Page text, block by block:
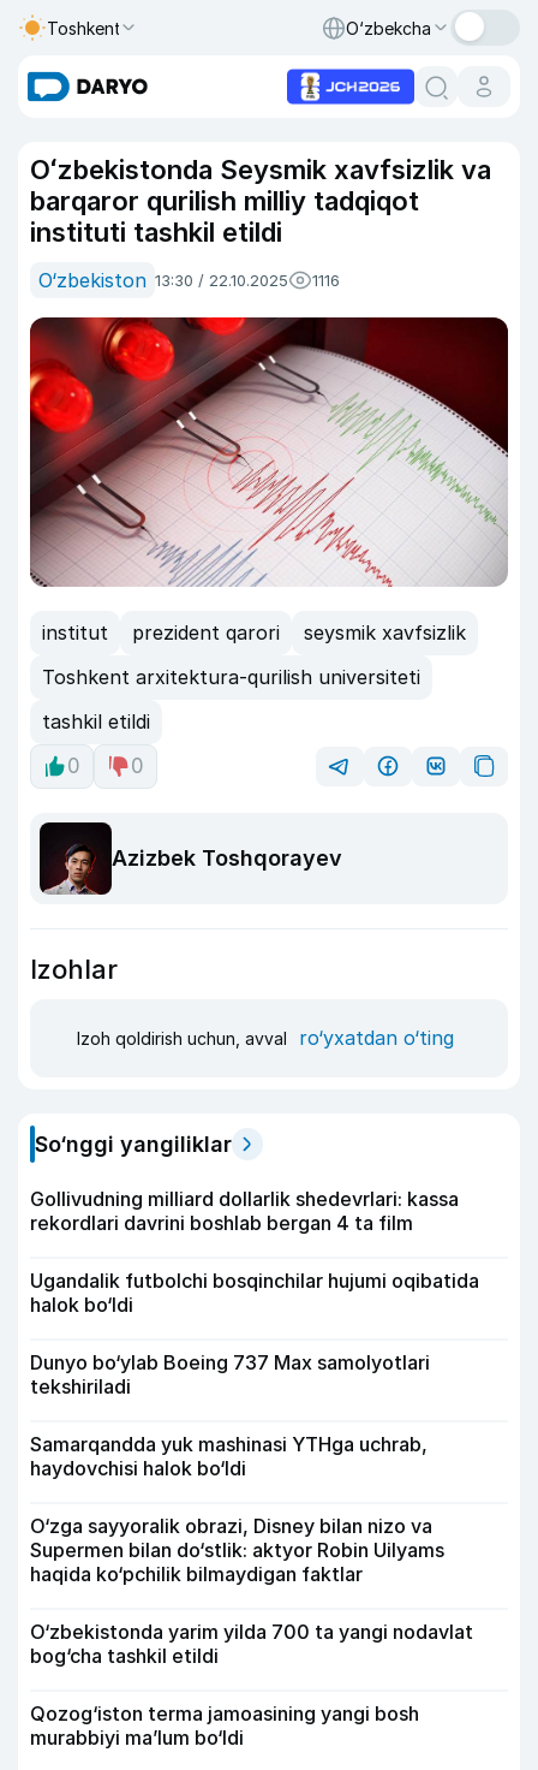
Toshkent O‘zbekcha
Oʻzbekistonda Seysmik xavfsizlik va
barqaror qurilish milliy tadqiqot
instituti tashkil etildi
O‘zbekiston 13:30 / 22.10.2025 1116
institut prezident qarori
seysmik xavfsizlik
Toshkent arxitektura-qurilish universiteti
tashkil etildi
0
0
Azizbek Toshqorayev
Izohlar
Izoh qoldirish uchun, avval ro‘yxatdan o‘ting
So‘nggi yangiliklar
Gollivudning milliard dollarlik shedevrlari: kassa
rekordlari davrini boshlab bergan 4 ta film
Ugandalik futbolchi bosqinchilar hujumi oqibatida
halok bo‘ldi
Dunyo bo‘ylab Boeing 737 Max samolyotlari
tekshiriladi
Samarqandda yuk mashinasi YTHga uchrab,
haydovchisi halok bo‘ldi
O‘zga sayyoralik obrazi, Disney bilan nizo va
Supermen bilan do‘stlik: aktyor Robin Uilyams
haqida ko‘pchilik bilmaydigan faktlar
O‘zbekistonda yarim yilda 700 ta yangi nodavlat
bog‘cha tashkil etildi
Qozog‘iston terma jamoasining yangi bosh
murabbiyi ma’lum bo‘ldi